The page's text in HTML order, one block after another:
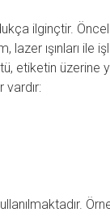
ilginçtir.
lazer ışınları ile
etiketin üzerine